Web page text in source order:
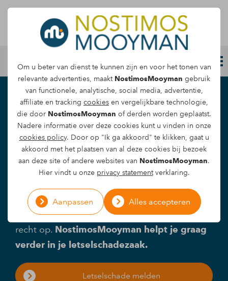
Om u beter van dienst te kunnen zijn en voor het tonen van
relevante advertenties, maakt NostimosMooyman gebruik
van functionele, analytische, social media, advertentie,
affiliate en tracking cookies en vergelijkbare technologie,
die door NostimosMooyman of derden worden geplaatst.
Nadere informatie over deze cookies kunt u vinden in onze
cookies policy. Door op "Ik ga akkoord" te klikken, gaat u
akkoord met het plaatsen van al deze cookies bij bezoek
aan deze site of andere websites van NostimosMooyman.
Hier vindt u onze privacy statementverklaring.
Aanpassen Alles accepteren
Letselschade melden
Letselschade
vergoeding
Een schadevergoeding claimen na een
verkeersongeluk, bedrijfsongeval of letsel
direct het eerste waar je aan denkt. Zonder dat
je het misschien weet heb je daar vaak wel
recht op. NostimosMooyman helpt je graag
verder in je letselschadezaak.
Letselschade melden